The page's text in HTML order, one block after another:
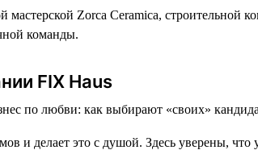
Zorca Ceramica, строительной
команды.
FIX Haus
и делает это с душой. Здесь уверены,